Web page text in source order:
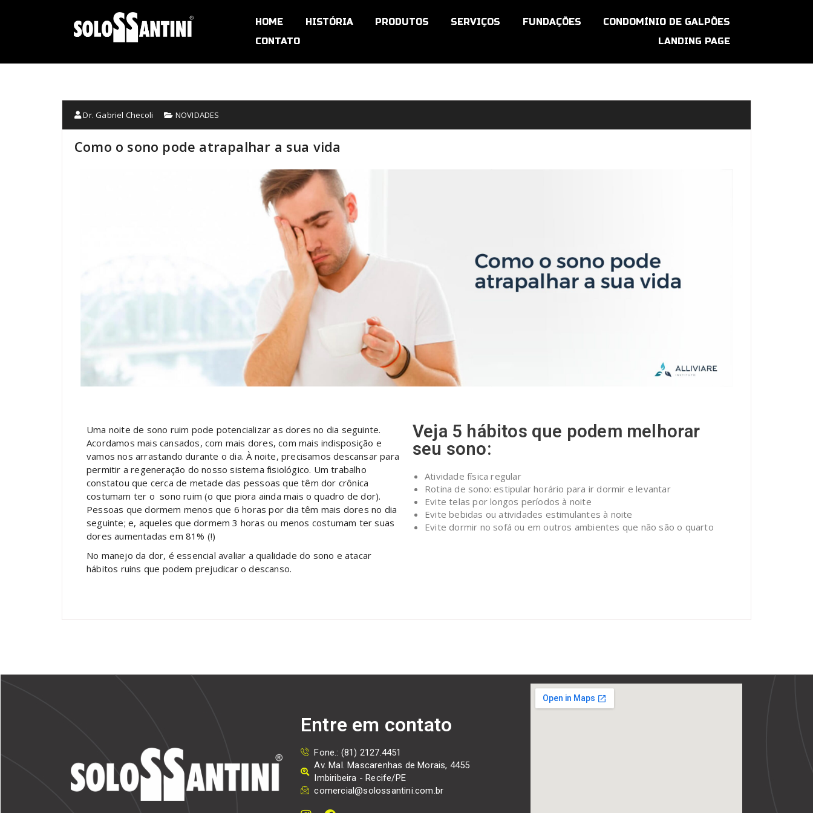
HOME HISTÓRIA PRODUTOS SERVIÇOS FUNDAÇÕES
CONDOMÍNIO DE GALPÕES
CONTATO
LANDING PAGE
Dr. Gabriel Checoli NOVIDADES
Como o sono pode atrapalhar a sua vida
Uma noite de sono ruim pode potencializar as dores no dia seguinte.
Acordamos mais cansados, com mais dores, com mais indisposição e
vamos nos arrastando durante o dia. À noite, precisamos descansar para
permitir a regeneração do nosso sistema fisiológico. Um trabalho
constatou que cerca de metade das pessoas que têm dor crônica
costumam ter o sono ruim (o que piora ainda mais o quadro de dor).
Pessoas que dormem menos que 6 horas por dia têm mais dores no dia
seguinte; e, aqueles que dormem 3 horas ou menos costumam ter suas
dores aumentadas em 81% (!)
No manejo da dor, é essencial avaliar a qualidade do sono e atacar
hábitos ruins que podem prejudicar o descanso.
Veja 5 hábitos que podem melhorar
seu sono:
Atividade física regular
Rotina de sono: estipular horário para ir dormir e levantar
Evite telas por longos períodos à noite
Evite bebidas ou atividades estimulantes à noite
Evite dormir no sofá ou em outros ambientes que não são o quarto
Entre em contato
Fone.: (81) 2127.4451
Av. Mal. Mascarenhas de Morais, 4455
Imbiribeira - Recife/PE
comercial@solossantini.com.br